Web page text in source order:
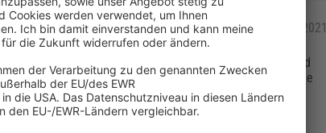
Definition und Gesetz 08.01.2021
dem Klima- und Umweltschutz. Aus dem gleichen Grund
für die die Eigentümer der Objekte verantwortlich sind. Die
unterstützen und den Folgen der globalen
aus dem Gebäude- und Immobiliensektor müssen die
Bepreisung kennen.